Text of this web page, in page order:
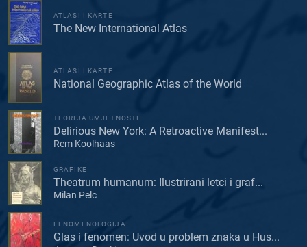
ATLASI I KARTE
The New International Atlas
ATLASI I KARTE
National Geographic Atlas of the World
TEORIJA UMJETNOSTI
Delirious New York: A Retroactive Manifest...
Rem Koolhaas
GRAFIKE
Theatrum humanum: Ilustrirani letci i graf...
Milan Pelc
FENOMENOLOGIJA
Glas i fenomen: Uvod u problem znaka u Hus...